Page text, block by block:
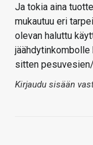
Ja tokia aina
mukautuu eri
olevan haluttu
jäähdytinkombolle
sitten
Kirjaudu sisään